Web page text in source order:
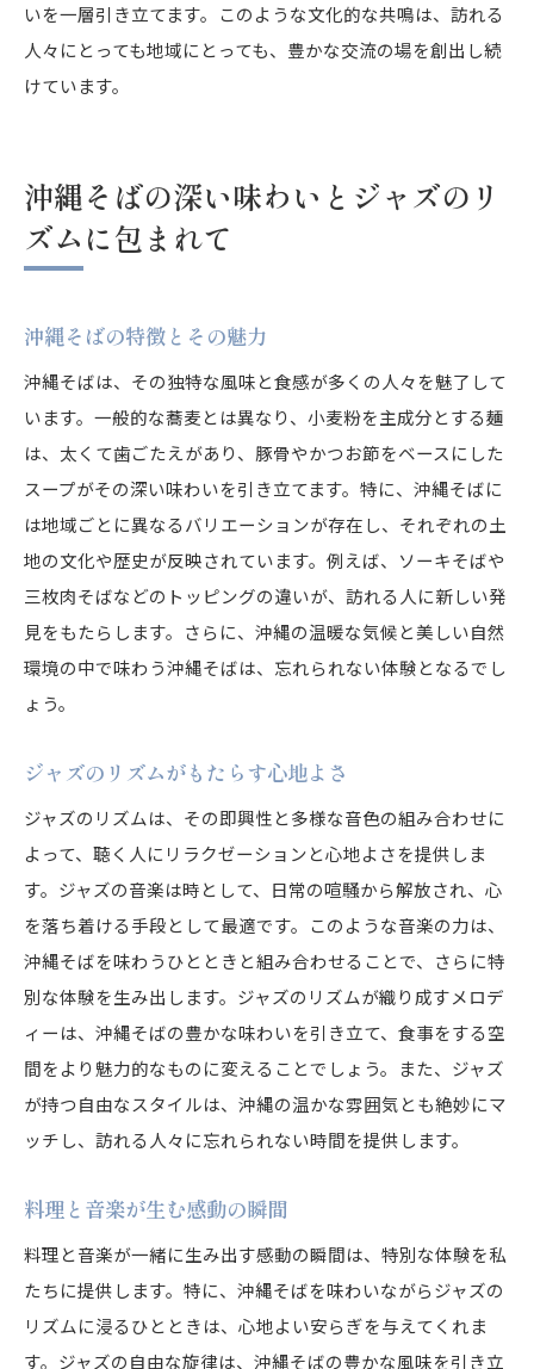
いを一層引き立てます。このような文化的な共鳴は、訪れる
人々にとっても地域にとっても、豊かな交流の場を創出し続
けています。
沖縄そばの深い味わいとジャズのリ
ズムに包まれて
沖縄そばの特徴とその魅力
沖縄そばは、その独特な風味と食感が多くの人々を魅了して
います。一般的な蕎麦とは異なり、小麦粉を主成分とする麺
は、太くて歯ごたえがあり、豚骨やかつお節をベースにした
スープがその深い味わいを引き立てます。特に、沖縄そばに
は地域ごとに異なるバリエーションが存在し、それぞれの土
地の文化や歴史が反映されています。例えば、ソーキそばや
三枚肉そばなどのトッピングの違いが、訪れる人に新しい発
見をもたらします。さらに、沖縄の温暖な気候と美しい自然
環境の中で味わう沖縄そばは、忘れられない体験となるでし
ょう。
ジャズのリズムがもたらす心地よさ
ジャズのリズムは、その即興性と多様な音色の組み合わせに
よって、聴く人にリラクゼーションと心地よさを提供しま
す。ジャズの音楽は時として、日常の喧騒から解放され、心
を落ち着ける手段として最適です。このような音楽の力は、
沖縄そばを味わうひとときと組み合わせることで、さらに特
別な体験を生み出します。ジャズのリズムが織り成すメロデ
ィーは、沖縄そばの豊かな味わいを引き立て、食事をする空
間をより魅力的なものに変えることでしょう。また、ジャズ
が持つ自由なスタイルは、沖縄の温かな雰囲気とも絶妙にマ
ッチし、訪れる人々に忘れられない時間を提供します。
料理と音楽が生む感動の瞬間
料理と音楽が一緒に生み出す感動の瞬間は、特別な体験を私
たちに提供します。特に、沖縄そばを味わいながらジャズの
リズムに浸るひとときは、心地よい安らぎを与えてくれま
す。ジャズの自由な旋律は、沖縄そばの豊かな風味を引き立